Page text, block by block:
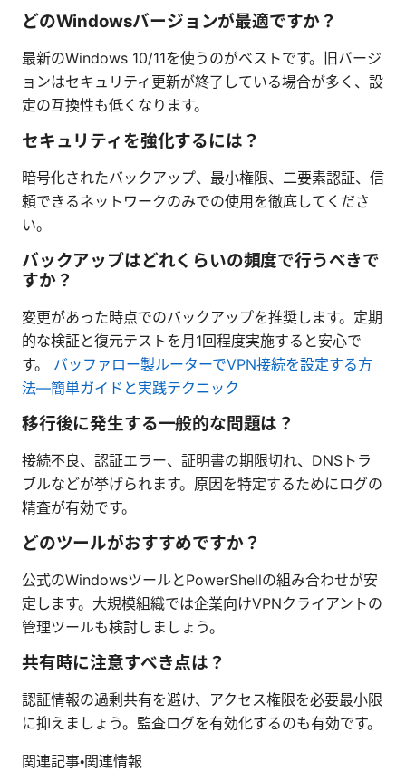
どのWindowsバージョンが最適ですか？
最新のWindows 10/11を使うのがベストです。旧バージ
ョンはセキュリティ更新が終了している場合が多く、設
定の互換性も低くなります。
セキュリティを強化するには？
暗号化されたバックアップ、最小権限、二要素認証、信
頼できるネットワークのみでの使用を徹底してくださ
い。
バックアップはどれくらいの頻度で行うべきで
すか？
変更があった時点でのバックアップを推奨します。定期
的な検証と復元テストを月1回程度実施すると安心で
す。 バッファロー製ルーターでVPN接続を設定する方
法—簡単ガイドと実践テクニック
移行後に発生する一般的な問題は？
接続不良、認証エラー、証明書の期限切れ、DNSトラ
ブルなどが挙げられます。原因を特定するためにログの
精査が有効です。
どのツールがおすすめですか？
公式のWindowsツールとPowerShellの組み合わせが安
定します。大規模組織では企業向けVPNクライアントの
管理ツールも検討しましょう。
共有時に注意すべき点は？
認証情報の過剰共有を避け、アクセス権限を必要最小限
に抑えましょう。監査ログを有効化するのも有効です。
関連記事・関連情報